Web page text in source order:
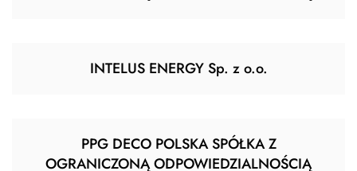
INTELUS ENERGY Sp. z o.o.
PPG DECO POLSKA SPÓŁKA Z
OGRANICZONĄ ODPOWIEDZIALNOŚCIĄ